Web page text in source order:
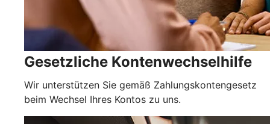
Gesetzliche Kontenwechselhilfe
Wir unterstützen Sie gemäß Zahlungskontengesetz
beim Wechsel Ihres Kontos zu uns.